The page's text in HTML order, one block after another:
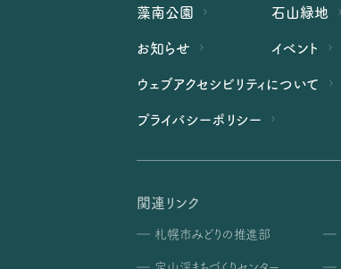
藻南公園 石山緑地
お知らせ
イベント
ウェブアクセシビリティについて
プライバシーポリシー
関連リンク
札幌市みどりの推進部